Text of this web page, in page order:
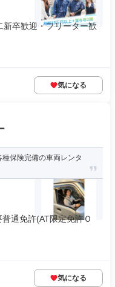
卒歓迎・フリーター歓
気になる
保険完備の車両レンタ
通免許(AT限定免許Ｏ
気になる